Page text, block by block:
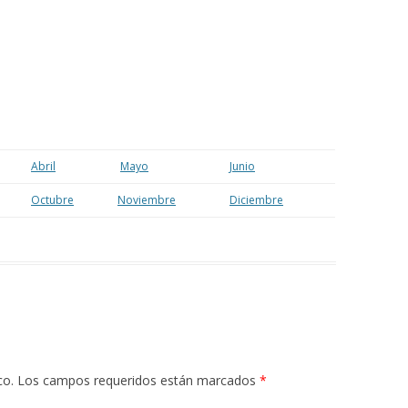
Abril Mayo Junio
Octubre Noviembre Diciembre
Los campos requeridos están marcados *